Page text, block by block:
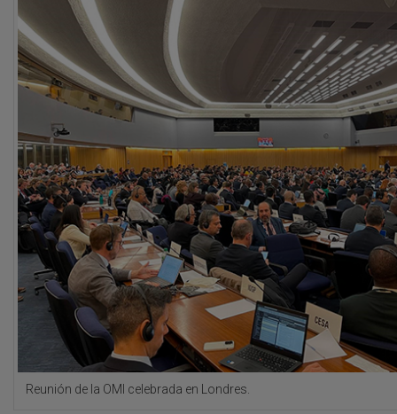
Reunión de la OMI celebrada en Londres.